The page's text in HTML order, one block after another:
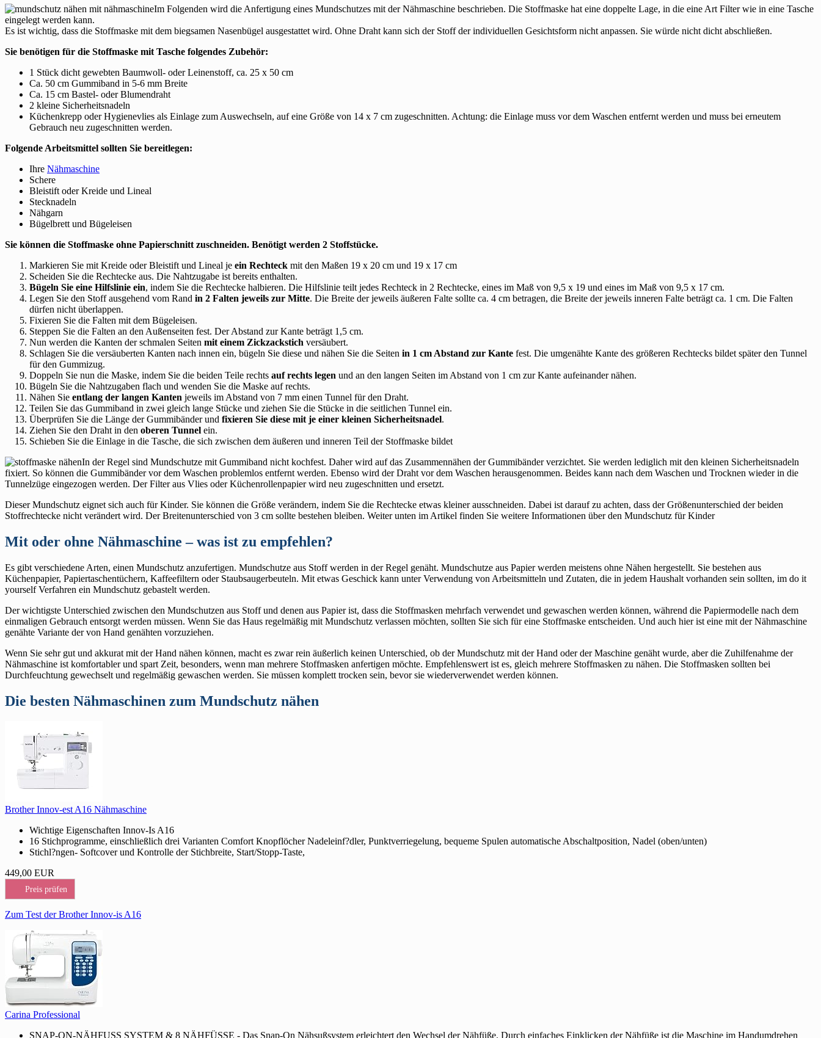
Im Folgenden wird die Anfertigung eines Mundschutzes mit der Nähmaschine beschrieben. Die Stoffmaske hat eine doppelte Lage, in die eine Art Filter wie in eine Tasche
eingelegt werden kann.
Es ist wichtig, dass die Stoffmaske mit dem biegsamen Nasenbügel ausgestattet wird. Ohne Draht kann sich der Stoff der individuellen Gesichtsform nicht anpassen. Sie würde nicht dicht abschließen.
Sie benötigen für die Stoffmaske mit Tasche folgendes Zubehör:
1 Stück dicht gewebten Baumwoll- oder Leinenstoff, ca. 25 x 50 cm
Ca. 50 cm Gummiband in 5-6 mm Breite
Ca. 15 cm Bastel- oder Blumendraht
2 kleine Sicherheitsnadeln
Küchenkrepp oder Hygienevlies als Einlage zum Auswechseln, auf eine Größe von 14 x 7 cm zugeschnitten. Achtung: die Einlage muss vor dem Waschen entfernt werden und muss bei erneutem
Gebrauch neu zugeschnitten werden.
Folgende Arbeitsmittel sollten Sie bereitlegen:
Ihre Nähmaschine
Schere
Bleistift oder Kreide und Lineal
Stecknadeln
Nähgarn
Bügelbrett und Bügeleisen
Sie können die Stoffmaske ohne Papierschnitt zuschneiden. Benötigt werden 2 Stoffstücke.
Markieren Sie mit Kreide oder Bleistift und Lineal je ein Rechteck mit den Maßen 19 x 20 cm und 19 x 17 cm
Scheiden Sie die Rechtecke aus. Die Nahtzugabe ist bereits enthalten.
Bügeln Sie eine Hilfslinie ein, indem Sie die Rechtecke halbieren. Die Hilfslinie teilt jedes Rechteck in 2 Rechtecke, eines im Maß von 9,5 x 19 und eines im Maß von 9,5 x 17 cm.
Legen Sie den Stoff ausgehend vom Rand in 2 Falten jeweils zur Mitte. Die Breite der jeweils äußeren Falte sollte ca. 4 cm betragen, die Breite der jeweils inneren Falte beträgt ca. 1 cm. Die Falten
dürfen nicht überlappen.
Fixieren Sie die Falten mit dem Bügeleisen.
Steppen Sie die Falten an den Außenseiten fest. Der Abstand zur Kante beträgt 1,5 cm.
Nun werden die Kanten der schmalen Seiten mit einem Zickzackstich versäubert.
Schlagen Sie die versäuberten Kanten nach innen ein, bügeln Sie diese und nähen Sie die Seiten in 1 cm Abstand zur Kante fest. Die umgenähte Kante des größeren Rechtecks bildet später den Tunnel
für den Gummizug.
Doppeln Sie nun die Maske, indem Sie die beiden Teile rechts auf rechts legen und an den langen Seiten im Abstand von 1 cm zur Kante aufeinander nähen.
Bügeln Sie die Nahtzugaben flach und wenden Sie die Maske auf rechts.
Nähen Sie entlang der langen Kanten jeweils im Abstand von 7 mm einen Tunnel für den Draht.
Teilen Sie das Gummiband in zwei gleich lange Stücke und ziehen Sie die Stücke in die seitlichen Tunnel ein.
Überprüfen Sie die Länge der Gummibänder und fixieren Sie diese mit je einer kleinen Sicherheitsnadel.
Ziehen Sie den Draht in den oberen Tunnel ein.
Schieben Sie die Einlage in die Tasche, die sich zwischen dem äußeren und inneren Teil der Stoffmaske bildet
In der Regel sind Mundschutze mit Gummiband nicht kochfest. Daher wird auf das Zusammennähen der Gummibänder verzichtet. Sie werden lediglich mit den kleinen Sicherheitsnadeln
fixiert. So können die Gummibänder vor dem Waschen problemlos entfernt werden. Ebenso wird der Draht vor dem Waschen herausgenommen. Beides kann nach dem Waschen und Trocknen wieder in die
Tunnelzüge eingezogen werden. Der Filter aus Vlies oder Küchenrollenpapier wird neu zugeschnitten und ersetzt.
Dieser Mundschutz eignet sich auch für Kinder. Sie können die Größe verändern, indem Sie die Rechtecke etwas kleiner ausschneiden. Dabei ist darauf zu achten, dass der Größenunterschied der beiden
Stoffrechtecke nicht verändert wird. Der Breitenunterschied von 3 cm sollte bestehen bleiben. Weiter unten im Artikel finden Sie weitere Informationen über den Mundschutz für Kinder
Mit oder ohne Nähmaschine – was ist zu empfehlen?
Es gibt verschiedene Arten, einen Mundschutz anzufertigen. Mundschutze aus Stoff werden in der Regel genäht. Mundschutze aus Papier werden meistens ohne Nähen hergestellt. Sie bestehen aus
Küchenpapier, Papiertaschentüchern, Kaffeefiltern oder Staubsaugerbeuteln. Mit etwas Geschick kann unter Verwendung von Arbeitsmitteln und Zutaten, die in jedem Haushalt vorhanden sein sollten, im do it
yourself Verfahren ein Mundschutz gebastelt werden.
Der wichtigste Unterschied zwischen den Mundschutzen aus Stoff und denen aus Papier ist, dass die Stoffmasken mehrfach verwendet und gewaschen werden können, während die Papiermodelle nach dem
einmaligen Gebrauch entsorgt werden müssen. Wenn Sie das Haus regelmäßig mit Mundschutz verlassen möchten, sollten Sie sich für eine Stoffmaske entscheiden. Und auch hier ist eine mit der Nähmaschine
genähte Variante der von Hand genähten vorzuziehen.
Wenn Sie sehr gut und akkurat mit der Hand nähen können, macht es zwar rein äußerlich keinen Unterschied, ob der Mundschutz mit der Hand oder der Maschine genäht wurde, aber die Zuhilfenahme der
Nähmaschine ist komfortabler und spart Zeit, besonders, wenn man mehrere Stoffmasken anfertigen möchte. Empfehlenswert ist es, gleich mehrere Stoffmasken zu nähen. Die Stoffmasken sollten bei
Durchfeuchtung gewechselt und regelmäßig gewaschen werden. Sie müssen komplett trocken sein, bevor sie wiederverwendet werden können.
Die besten Nähmaschinen zum Mundschutz nähen
Brother Innov-est A16 Nähmaschine
Wichtige Eigenschaften Innov-Is A16
16 Stichprogramme, einschließlich drei Varianten Comfort Knopflöcher Nadeleinf?dler, Punktverriegelung, bequeme Spulen automatische Abschaltposition, Nadel (oben/unten)
Stichl?ngen- Softcover und Kontrolle der Stichbreite, Start/Stopp-Taste,
449,00 EUR
Preis prüfen
Zum Test der Brother Innov-is A16
Carina Professional
SNAP-ON-NÄHFUSS SYSTEM & 8 NÄHFÜSSE - Das Snap-On Nähsußsystem erleichtert den Wechsel der Nähfüße. Durch einfaches Einklicken der Nähfüße ist die Maschine im Handumdrehen